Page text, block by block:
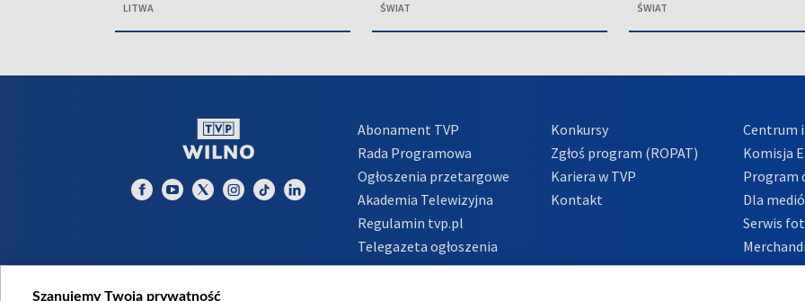
LITWA ŚWIAT ŚWIAT
Abonament TVP
Rada Programowa
Ogłoszenia przetargowe
Akademia Telewizyjna
Regulamin tvp.pl
Telegazeta ogłoszenia
Informacje o nadawcy
Konkursy
Zgłoś program (ROPAT)
Kariera w TVP
Kontakt
Centrum
Komisja
Program
Dla
Serwis
Polityka
Szanujemy Twoją prywatność